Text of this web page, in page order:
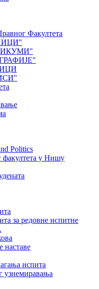
Факултета
Politics
у Нишу
за редовне испитне
наставе
испита
узнемиравања